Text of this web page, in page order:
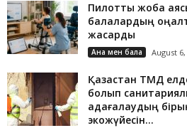
Пилоттық жоба
балалардың
жақсарды
Ана мен бала August 6,
Қазақстан ТМД
болып
қадағалаудың
экожүйесін...